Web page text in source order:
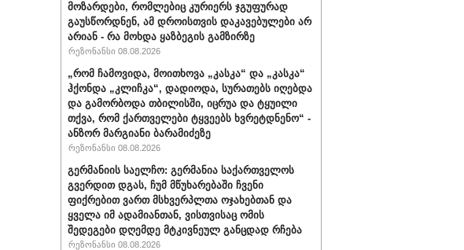
მოზარდები, რომლებიც კურიერს ჯგუფურად
გაუსწორდნენ, ამ დროისთვის დაკავებულები არ
არიან - რა მოხდა ყაზბეგის გამზირზე
რეზონანსი 08.08.2026
„რომ ჩამოვიდა, მოითხოვა „კასკა“ და „კასკა“
ჰქონდა „კლიჩკა“, დადიოდა, სურათებს იღებდა
და გამორბოდა თბილისში, იცრუა და ტყუილი
თქვა, რომ ქართველები ტყვეებს ხვრეტდნენო“ -
ანზორ მარგიანი ბარამიძეზე
რეზონანსი 08.08.2026
გერმანიის საელჩო: გერმანია საქართველოს
გვერდით დგას, ჩუმ მწუხარებაში ჩვენი
ფიქრებით ვართ მსხვერპლთა ოჯახებთან და
ყველა იმ ადამიანთან, ვისთვისაც ომის
შედეგები დღემდე მტკივნეულ განცდად რჩება
რეზონანსი 08.08.2026